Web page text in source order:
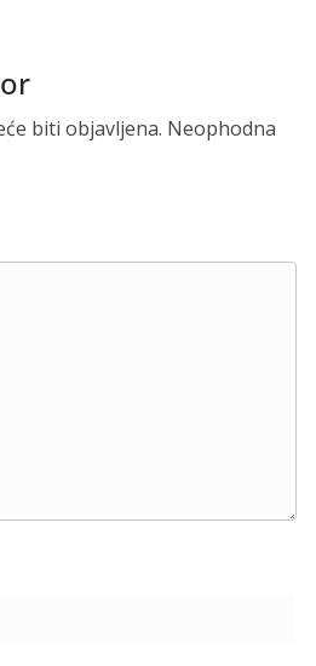
biti objavljena. Neophodna